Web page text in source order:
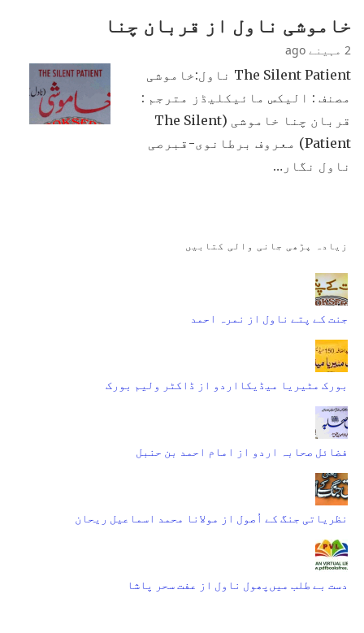
خاموشی ناول از قربان چنا
2 مہینے ago
The Silent Patient ناول:‌خاموشی
مصنف : الیکس مائیکلیڈز مترجم :
قربان چنا خاموشی (The Silent
Patient) معروف برطانوی-قبرصی
ناول نگار…
زیادہ پڑھی جانی والی کتابیں
جنت کے پتے ناول از نمرہ احمد
بورک مٹیریا میڈیکااردو از ڈاکٹر ولیم بورک
فضائل صحابہ اردو از امام احمد بن حنبل
نظریاتی جنگ کے اُصول از مولانا محمد اسماعیل ریحان
دست بے طلب میں‌پھول ناول از عفت سحر پاشا